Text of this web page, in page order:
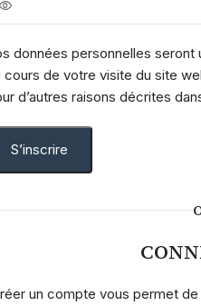
données personnelles
cours de votre visite du site
d’autres raisons décrites
S’inscrire
un compte vous permet